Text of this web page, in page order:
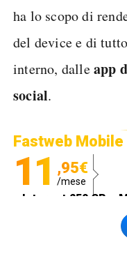
ha lo scopo di
del device e di
interno, dalleapp
social.
Fastweb Mobile
11 ,95€
/mese
Internet 250 GB e
Spedizione SIM